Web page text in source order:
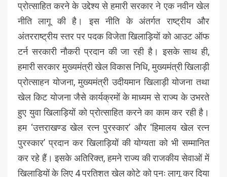
प्रोत्साहित करने के उद्देश्य से हमारी सरकार ने एक नवीन खेल
नीति लागू की है। इस नीति के अंतर्गत राष्ट्रीय और
अंतरराष्ट्रीय स्तर पर पदक विजेता खिलाड़ियों को आउट ऑफ
टर्न सरकारी नौकरी प्रदान की जा रही है। इसके साथ ही,
हमारी सरकार मुख्यमंत्री खेल विकास निधि, मुख्यमंत्री खिलाड़ी
प्रोत्साहन योजना, मुख्यमंत्री उदीयमान खिलाड़ी योजना तथा
खेल किट योजना जैसे कार्यक्रमों के माध्यम से राज्य के उभरते
हुए युवा खिलाड़ियों को प्रोत्साहित करने का काम कर रही है।
हम ‘उत्तराखण्ड खेल रत्न पुरस्कार’ और ‘हिमालय खेल रत्न
पुरस्कार’ प्रदान कर खिलाड़ियों की योग्यता को भी सम्मानित
कर रहे हैं। इसके अतिरिक्त, हमने राज्य की राजकीय सेवाओं में
खिलाड़ियों के लिए 4 प्रतिशत खेल कोटे को पुनः लागू कर दिया